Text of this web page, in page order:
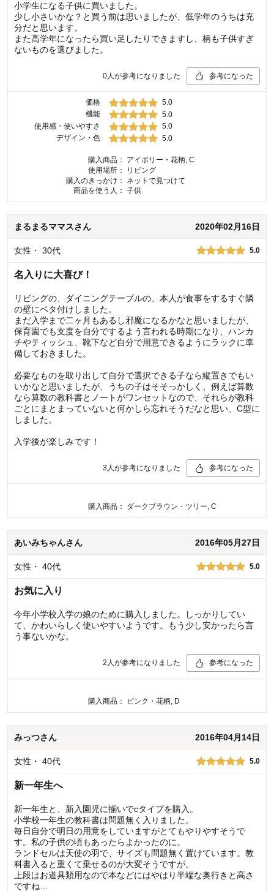
小学生になる子供に買いました。
少し小さいかな？と買う前は思いましたが、低学年のうちは充
分だと思います。
また高学年になったら買い足したりできますし、柄も子供すぎ
ないものを選びました。
0人が参考になりました 参考になった
価格
5.0
機能
5.0
使用感・使いやすさ
5.0
デザイン・色
5.0
購入商品：
アイボリー・花柄, C
使用場所：
リビング
購入のきっかけ：
ネットで見つけて
商品を使う人： 子供
まるまるママスさん 2020年02月16日
女性 ・ 30代 5.0
名入りに大喜び！
リビングの、ダイニングテーブルの、本人が食事をするすぐ隣
の壁にベタ付けしました。
まだ入学まで二ヶ月もあるし邪魔になるかなと思いましたが、
保育園でも支度を自分でするよう言われる時期になり、ハンカ
チやティッシュ、靴下など自分で用意できるようにラックに準
備しておきました。
必要なものを取り出して自分で選択できる子なら縦置きでもい
いかなと思いましたが、うちの子はそそっかしく、例えば算数
なら算数の教科書とノートがワンセットなので、それらが教科
ごとにまとまっていないと何かしら忘れそうだなと思い、C型に
しました。
入学後が楽しみです！
3 人が参考になりました 参考になった
購入商品： ダークブラウン・ツリー, C
あいみちゃんさん 2016年05月27日
女性 ・ 40代 5.0
お気に入り
今年小学校入学の娘のために購入しました。しっかりしてい
て、かわいらしく使いやすいようです。もう少し安かったら言
う事ないかな。
2 人が参考になりました 参考になった
購入商品： ピンク・花柄, D
みっつさん 2016年04月14日
女性 ・ 40代 5.0
新一年生へ
新一年生と、新入園児に揃いでcタイプを購入。
小学校一年生の教科書は問題無く入りました。
毎日自分で明日の用意をしていますがとてもやりやすそうで
す。私の子供の頃もあったらよかったのに。
ランドセルは天使の羽で、サイズも問題無く置けています。教
科書入ると重くて乗せるのが大変そうですが。
上段はお道具類用なので本などにはやはり半端な奥行きと高さ
ですね…